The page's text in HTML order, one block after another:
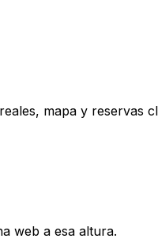
mapa y reservas
web a esa altura.